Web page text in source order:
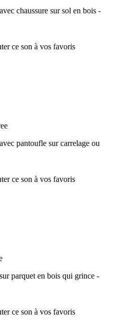
chaussure sur sol en bois -
pantoufle sur carrelage ou
parquet en bois qui grince -